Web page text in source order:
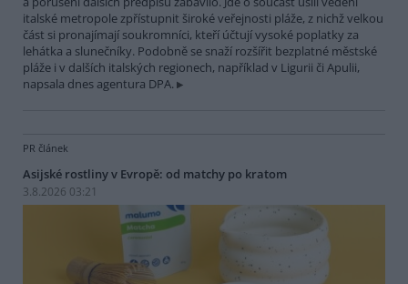
italské metropole zpřístupnit široké veřejnosti pláže, z nichž velkou
část si pronajímají soukromníci, kteří účtují vysoké poplatky za
lehátka a slunečníky. Podobně se snaží rozšířit bezplatné městské
pláže i v dalších italských regionech, například v Ligurii či Apulii,
napsala dnes agentura DPA.
PR článek
Asijské rostliny v Evropě: od matchy po kratom
3.8.2026 03:21